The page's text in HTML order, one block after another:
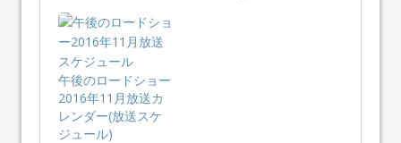
午後のロードショー
2016年11月放送カ
レンダー(放送スケ
ジュール)